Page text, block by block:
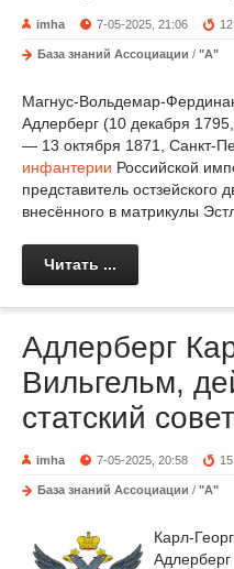
imha 7-05-2025, 21:06 12
База знаний Ассоциации / "А"
Магнус-Вольдемар-
Адлерберг (10 декабря
— 13 октября 1871, Санкт-
инфантерии Российской
представитель остзейского
внесённого в матрикулы
Читать ...
Адлерберг
Вильгельм,
статский
imha 7-05-2025, 20:58 15
База знаний Ассоциации / "А"
Карл-